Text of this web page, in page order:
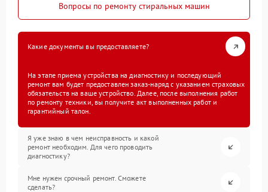
Вопросы по ремонту стиральных машин
Какие документы вы предоставляете?
На этапе приема устройства на диагностику и последующий
ремонт вам будет предоставлен заказ-наряд с указанием страховых
обязательств на ваше устройство. Далее, после выполнения работ
по ремонту техники, вы получите акт выполненных работ и
гарантийный талон.
Я уже знаю в чем неисправность и какой
ремонт необходим. Для чего проводить
диагностику?
Мне нужен срочный ремонт. Сможете
сделать?